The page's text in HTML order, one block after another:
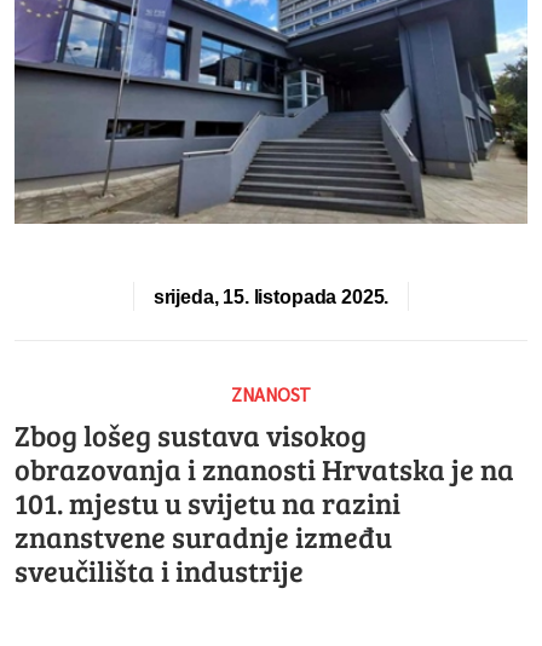
srijeda, 15. listopada 2025.
ZNANOST
Zbog lošeg sustava visokog
obrazovanja i znanosti Hrvatska je na
101. mjestu u svijetu na razini
znanstvene suradnje između
sveučilišta i industrije